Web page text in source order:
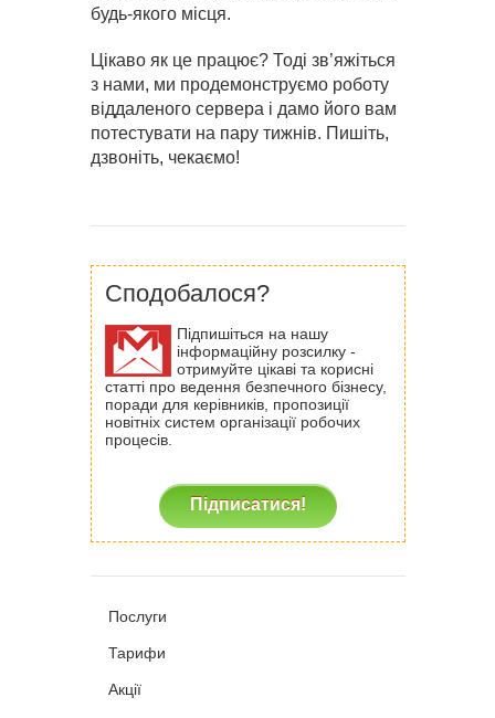
будь-якого місця.
Цікаво як це працює? Тоді зв’яжіться
з нами, ми продемонструємо роботу
віддаленого сервера і дамо його вам
потестувати на пару тижнів. Пишіть,
дзвоніть, чекаємо!
Сподобалося?
Підпишіться на нашу
інформаційну розсилку -
отримуйте цікаві та корисні
статті про ведення безпечного бізнесу,
поради для керівників, пропозиції
новітніх систем організації робочих
процесів.
Підписатися!
Послуги
Тарифи
Акції